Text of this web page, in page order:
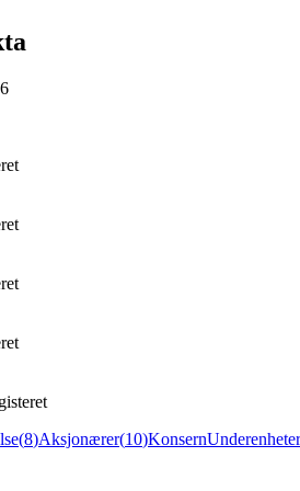
(8)Aksjonærer(10)KonsernUnderenheter